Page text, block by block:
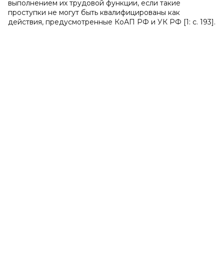
выполнением их трудовой функции, если такие
проступки не могут быть квалифицированы как
действия, предусмотренные КоАП РФ и УК РФ [1: с. 193].